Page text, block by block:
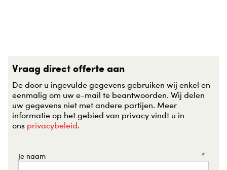
Vraag direct offerte aan
De door u ingevulde gegevens gebruiken wij enkel en
eenmalig om uw e-mail te beantwoorden. Wij delen
uw gegevens niet met andere partijen. Meer
informatie op het gebied van privacy vindt u in
ons privacybeleid.
Je naam *